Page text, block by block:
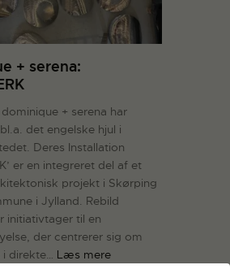
+ serena:
+ serena har
det engelske hjul i
Deres Installation
er en integreret del af et
projekt i Skørping
i Jylland. Rebild
initiativtager til en
der centrerer sig om
i direkte… Læs mere